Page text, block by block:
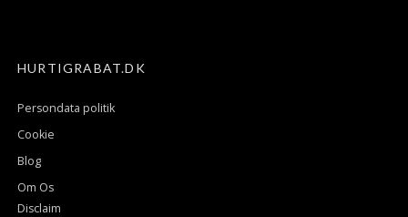
HURTIGRABAT.DK
Persondata politik
Cookie
Blog
Om Os
Disclaim